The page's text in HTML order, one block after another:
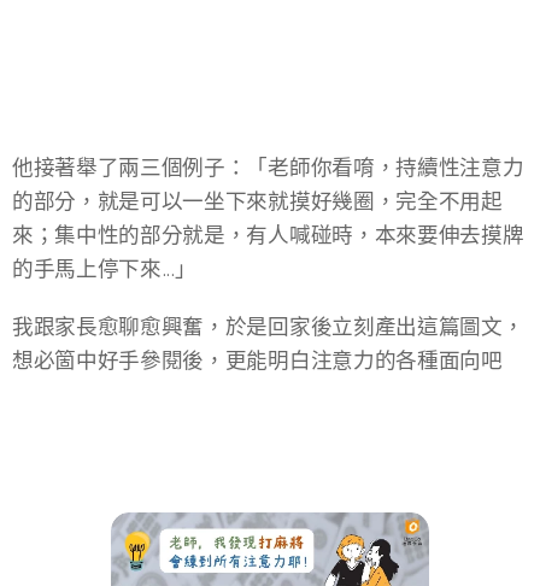
他接著舉了兩三個例子：「老師你看唷，持續性注意力
的部分，就是可以一坐下來就摸好幾圈，完全不用起
來；集中性的部分就是，有人喊碰時，本來要伸去摸牌
的手馬上停下來...」
我跟家長愈聊愈興奮，於是回家後立刻產出這篇圖文，
想必箇中好手參閱後，更能明白注意力的各種面向吧